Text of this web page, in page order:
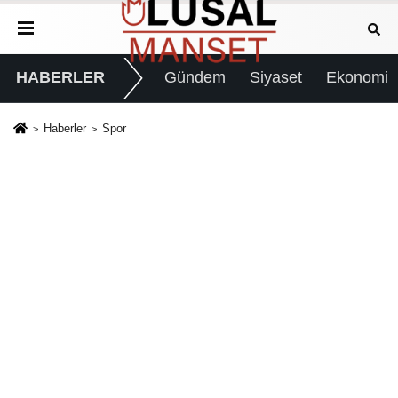
HABERLER Gündem Siyaset Ekonomi
Haberler Spor